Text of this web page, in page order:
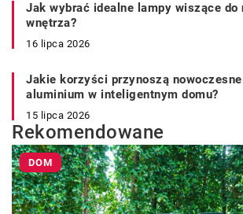
Jak wybrać idealne lampy wiszące do
wnętrza?
16 lipca 2026
Jakie korzyści przynoszą
aluminium w inteligentnym domu?
15 lipca 2026
Rekomendowane
DOM